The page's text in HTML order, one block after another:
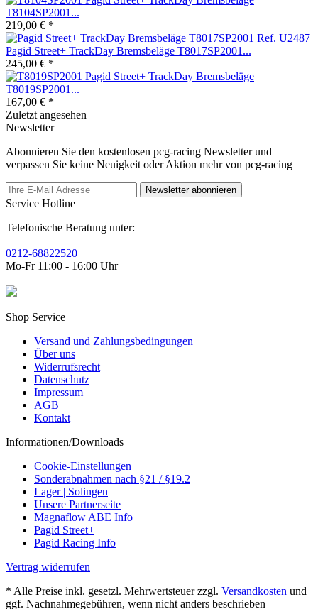
T8104SP2001...
219,00 € *
Pagid Street+ TrackDay Bremsbeläge T8017SP2001...
245,00 € *
Pagid Street+ TrackDay Bremsbeläge
T8019SP2001...
167,00 € *
Zuletzt angesehen
Newsletter
Abonnieren Sie den kostenlosen pcg-racing Newsletter und
verpassen Sie keine Neuigkeit oder Aktion mehr von pcg-racing
Newsletter abonnieren
Service Hotline
Telefonische Beratung unter:
0212-68822520
Mo-Fr 11:00 - 16:00 Uhr
Shop Service
Versand und Zahlungsbedingungen
Über uns
Widerrufsrecht
Datenschutz
Impressum
AGB
Kontakt
Informationen/Downloads
Cookie-Einstellungen
Sonderabnahmen nach §21 / §19.2
Lager | Solingen
Unsere Partnerseite
Magnaflow ABE Info
Pagid Street+
Pagid Racing Info
Vertrag widerrufen
* Alle Preise inkl. gesetzl. Mehrwertsteuer zzgl. Versandkosten und
ggf. Nachnahmegebühren, wenn nicht anders beschrieben